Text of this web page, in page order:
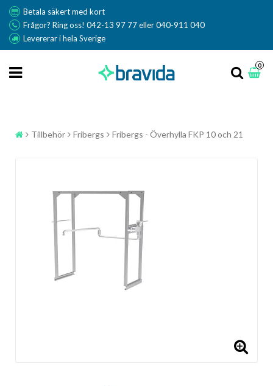
Betala säkert med kort
Frågor? Ring oss! 042-13 97 77 eller 040-911 040
Levererar i hela Sverige
0
Tillbehör Fribergs Fribergs - Överhylla FKP 10 och 21